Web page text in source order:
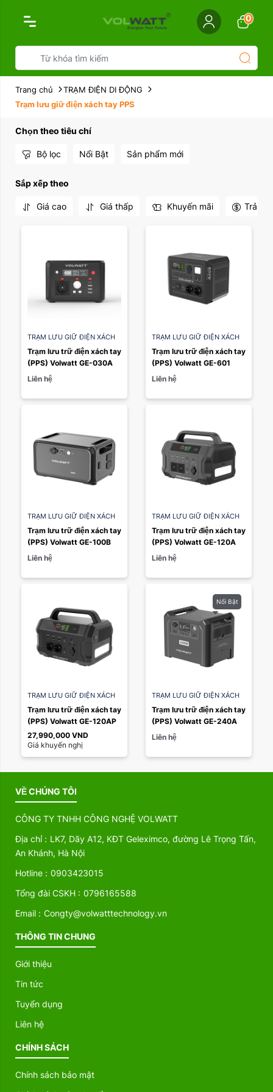
0
Trang chủ
TRẠM ĐIỆN DI ĐỘNG
Trạm lưu giữ điện xách tay PPS
Chọn theo tiêu chí
Bộ lọc Nổi Bật Sản phẩm mới
Sắp xếp theo
Giá cao Giá thấp Khuyến mãi Trả
TRẠM LƯU GIỮ ĐIỆN XÁCH
TAY PPS
TRẠM ĐIỆN DI
ĐỘNG
Trạm lưu trữ điện xách tay
(PPS) Volwatt GE-030A
Liên hệ
TRẠM LƯU GIỮ ĐIỆN XÁCH
TAY PPS
Trạm lưu trữ điện xách tay
(PPS) Volwatt GE-601
Liên hệ
TRẠM LƯU GIỮ ĐIỆN XÁCH
TAY PPS
Trạm lưu trữ điện xách tay
(PPS) Volwatt GE-100B
Liên hệ
TRẠM LƯU GIỮ ĐIỆN XÁCH
TAY PPS
Trạm lưu trữ điện xách tay
(PPS) Volwatt GE-120A
Liên hệ
TRẠM LƯU GIỮ ĐIỆN XÁCH
TAY PPS
Trạm lưu trữ điện xách tay
(PPS) Volwatt GE-120AP
27,990,000 VND
Giá khuyến nghị
Nổi Bật
TRẠM LƯU GIỮ ĐIỆN XÁCH
TAY PPS
Trạm lưu trữ điện xách tay
(PPS) Volwatt GE-240A
Liên hệ
VỀ CHÚNG TÔI
CÔNG TY TNHH CÔNG NGHỆ VOLWATT
Địa chỉ : LK7, Dãy A12, KĐT Geleximco, đường Lê Trọng Tấn,
An Khánh, Hà Nội
Hotline : 0903423015
Tổng đài CSKH : 0796165588
Email : Congty@volwatttechnology.vn
THÔNG TIN CHUNG
Giới thiệu
Tin tức
Tuyển dụng
Liên hệ
CHÍNH SÁCH
Chính sách bảo mật